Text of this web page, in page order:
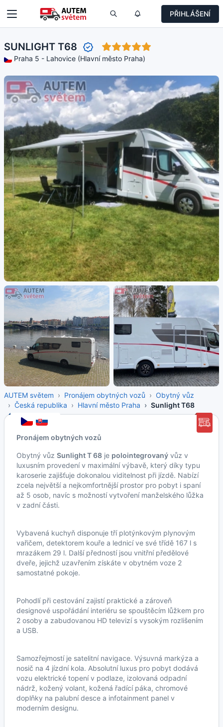
PŘIHLÁŠENÍ
SUNLIGHT T68
Praha 5 - Lahovice (Hlavní město Praha)
AUTEM světem Pronájem obytných vozů
Obytný vůz
Česká republika
Hlavní město Praha Sunlight T68
Pronájem obytných vozů
Obytný vůz Sunlight T 68 je polointegrovaný vůz v
luxusním provedení v maximální výbavě, který díky typu
karoserie zajišťuje dokonalou viditelnost při jízdě. Nabízí
zcela největší a nejkomfortnější prostor pro pobyt i spaní
až 5 osob, navíc s možností vytvoření manželského lůžka
v zadní části.
Vybavená kuchyň disponuje tří plotýnkovým plynovým
vařičem, detektorem kouře a lednicí ve své třídě 167 l s
mrazákem 29 l. Další předností jsou vnitřní předělové
dveře, jejichž uzavřením získáte v obytném voze 2
samostatné pokoje.
Pohodlí při cestování zajistí praktické a zároveň
designové uspořádání interiéru se spouštěcím lůžkem pro
2 osoby a zabudovanou HD televizí s vysokým rozlišením
a USB.
Samozřejmostí je satelitní navigace. Výsuvná markýza a
nosič na 4 jízdní kola. Absolutní luxus pro pobyt dodává
vozu elektrické topení v podlaze, izolovaná odpadní
nádrž, kožený volant, kožená řadící páka, chromové
doplňky na palubní desce a infotainment panel v
moderním designu.